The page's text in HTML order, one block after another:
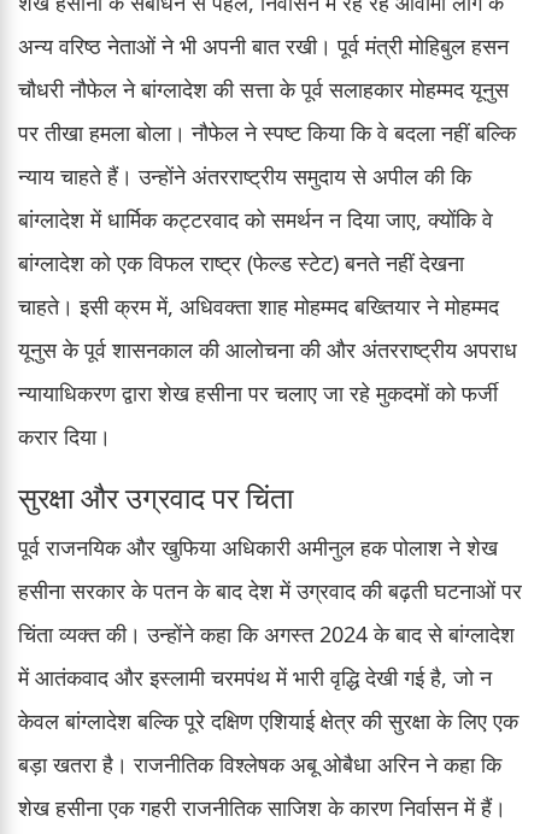
अन्य वरिष्ठ नेताओं ने भी अपनी बात रखी। पूर्व मंत्री मोहिबुल हसन
चौधरी नौफेल ने बांग्लादेश की सत्ता के पूर्व सलाहकार मोहम्मद यूनुस
पर तीखा हमला बोला। नौफेल ने स्पष्ट किया कि वे बदला नहीं बल्कि
न्याय चाहते हैं। उन्होंने अंतरराष्ट्रीय समुदाय से अपील की कि
बांग्लादेश में धार्मिक कट्टरवाद को समर्थन न दिया जाए, क्योंकि वे
बांग्लादेश को एक विफल राष्ट्र (फेल्ड स्टेट) बनते नहीं देखना
चाहते। इसी क्रम में, अधिवक्ता शाह मोहम्मद बख्तियार ने मोहम्मद
यूनुस के पूर्व शासनकाल की आलोचना की और अंतरराष्ट्रीय अपराध
न्यायाधिकरण द्वारा शेख हसीना पर चलाए जा रहे मुकदमों को फर्जी
करार दिया।
सुरक्षा और उग्रवाद पर चिंता
पूर्व राजनयिक और खुफिया अधिकारी अमीनुल हक पोलाश ने शेख
हसीना सरकार के पतन के बाद देश में उग्रवाद की बढ़ती घटनाओं पर
चिंता व्यक्त की। उन्होंने कहा कि अगस्त 2024 के बाद से बांग्लादेश
में आतंकवाद और इस्लामी चरमपंथ में भारी वृद्धि देखी गई है, जो न
केवल बांग्लादेश बल्कि पूरे दक्षिण एशियाई क्षेत्र की सुरक्षा के लिए एक
बड़ा खतरा है। राजनीतिक विश्लेषक अबू ओबैधा अरिन ने कहा कि
शेख हसीना एक गहरी राजनीतिक साजिश के कारण निर्वासन में हैं।